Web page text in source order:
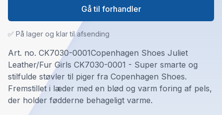
Art. no. CK7030-0001Copenhagen Shoes Juliet
Leather/Fur Girls CK7030-0001 - Super smarte og
stilfulde støvler til piger fra Copenhagen Shoes.
Fremstillet i læder med en blød og varm foring af pels,
der holder fødderne behageligt varme.
✅ På lager og klar til afsending
Gå til forhandler